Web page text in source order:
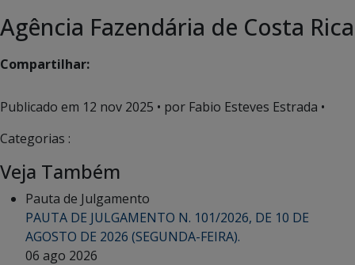
Agência Fazendária de Costa Rica
Compartilhar:
Publicado em 12 nov 2025 • por Fabio Esteves Estrada •
Categorias :
Veja Também
Pauta de Julgamento
PAUTA DE JULGAMENTO N. 101/2026, DE 10 DE
AGOSTO DE 2026 (SEGUNDA-FEIRA).
06 ago 2026